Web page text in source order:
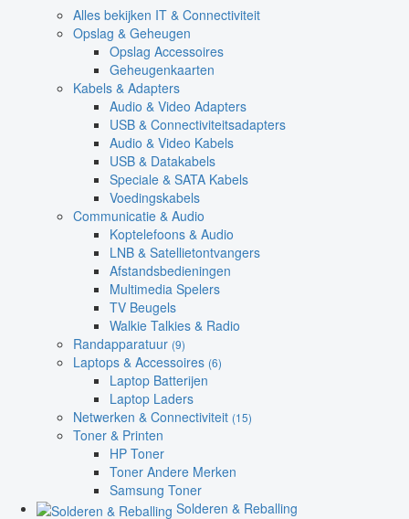
Alles bekijken IT & Connectiviteit
Opslag & Geheugen
Opslag Accessoires
Geheugenkaarten
Kabels & Adapters
Audio & Video Adapters
USB & Connectiviteitsadapters
Audio & Video Kabels
USB & Datakabels
Speciale & SATA Kabels
Voedingskabels
Communicatie & Audio
Koptelefoons & Audio
LNB & Satellietontvangers
Afstandsbedieningen
Multimedia Spelers
TV Beugels
Walkie Talkies & Radio
Randapparatuur (9)
Laptops & Accessoires (6)
Laptop Batterijen
Laptop Laders
Netwerken & Connectiviteit (15)
Toner & Printen
HP Toner
Toner Andere Merken
Samsung Toner
Solderen & Reballing